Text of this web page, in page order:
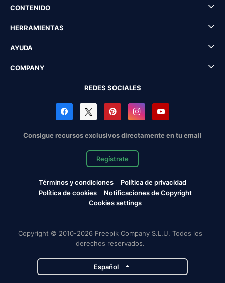
CONTENIDO
HERRAMIENTAS
AYUDA
COMPANY
REDES SOCIALES
Consigue recursos exclusivos directamente en tu email
Regístrate
Términos y condiciones
Política de privacidad
Política de cookies
Notificaciones de Copyright
Cookies settings
Copyright © 2010-2026 Freepik Company S.L.U. Todos los
derechos reservados.
Español